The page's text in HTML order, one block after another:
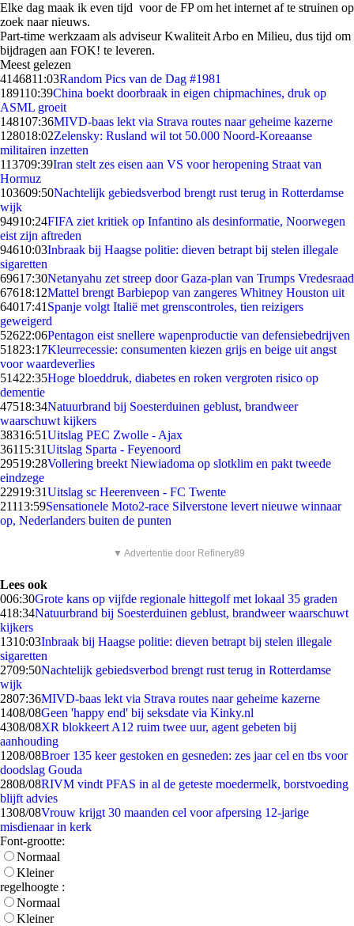
Elke dag maak ik even tijd voor de FP om het internet af te struinen op
zoek naar nieuws.
Part-time werkzaam als adviseur Kwaliteit Arbo en Milieu, dus tijd om
bijdragen aan FOK! te leveren.
Meest gelezen
4146811:03Random Pics van de Dag #1981
189110:39China boekt doorbraak in eigen chipmachines, druk op
ASML groeit
148107:36MIVD-baas lekt via Strava routes naar geheime kazerne
128018:02Zelensky: Rusland wil tot 50.000 Noord-Koreaanse
militairen inzetten
113709:39Iran stelt zes eisen aan VS voor heropening Straat van
Hormuz
103609:50Nachtelijk gebiedsverbod brengt rust terug in Rotterdamse
wijk
94910:24FIFA ziet kritiek op Infantino als desinformatie, Noorwegen
eist zijn aftreden
94610:03Inbraak bij Haagse politie: dieven betrapt bij stelen illegale
sigaretten
69617:30Netanyahu zet streep door Gaza-plan van Trumps Vredesraad
67618:12Mattel brengt Barbiepop van zangeres Whitney Houston uit
64017:41 Spanje volgt Italië met grenscontroles, tien reizigers
geweigerd
52622:06Pentagon eist snellere wapenproductie van defensiebedrijven
51823:17Kleurrecessie: consumenten kiezen grijs en beige uit angst
voor waardeverlies
51422:35Hoge bloeddruk, diabetes en roken vergroten risico op
dementie
47518:34Natuurbrand bij Soesterduinen geblust, brandweer
waarschuwt kijkers
38316:51Uitslag PEC Zwolle - Ajax
36115:31Uitslag Sparta - Feyenoord
29519:28Vollering breekt Niewiadoma op slotklim en pakt tweede
eindzege
22919:31Uitslag sc Heerenveen - FC Twente
21113:59Sensationele Moto2-race Silverstone levert nieuwe winnaar
op, Nederlanders buiten de punten
▼ Advertentie door Refinery89
Lees ook
006:30Grote kans op vijfde regionale hittegolf met lokaal 35 graden
418:34Natuurbrand bij Soesterduinen geblust, brandweer waarschuwt
kijkers
1310:03Inbraak bij Haagse politie: dieven betrapt bij stelen illegale
sigaretten
2709:50Nachtelijk gebiedsverbod brengt rust terug in Rotterdamse
wijk
2807:36MIVD-baas lekt via Strava routes naar geheime kazerne
1408/08Geen 'happy end' bij seksdate via Kinky.nl
4308/08XR blokkeert A12 ruim twee uur, agent gebeten bij
aanhouding
1208/08Broer 135 keer gestoken en gesneden: zes jaar cel en tbs voor
doodslag Gouda
2808/08RIVM vindt PFAS in al de geteste moedermelk, borstvoeding
blijft advies
1308/08Vrouw krijgt 30 maanden cel voor afpersing 12-jarige
misdienaar in kerk
Font-grootte:
Normaal
Kleiner
regelhoogte :
Normaal
Kleiner